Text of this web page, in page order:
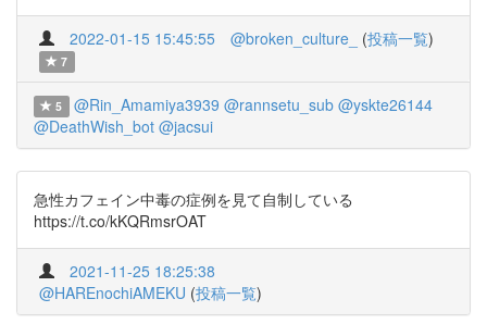
2022-01-15 15:45:55 @broken_culture_ (投稿一覧)
7
5 @Rin_Amamiya3939 @rannsetu_sub @yskte26144
@DeathWish_bot @jacsui
急性カフェイン中毒の症例を見て自制している
https://t.co/kKQRmsrOAT
2021-11-25 18:25:38
@HAREnochiAMEKU (投稿一覧)